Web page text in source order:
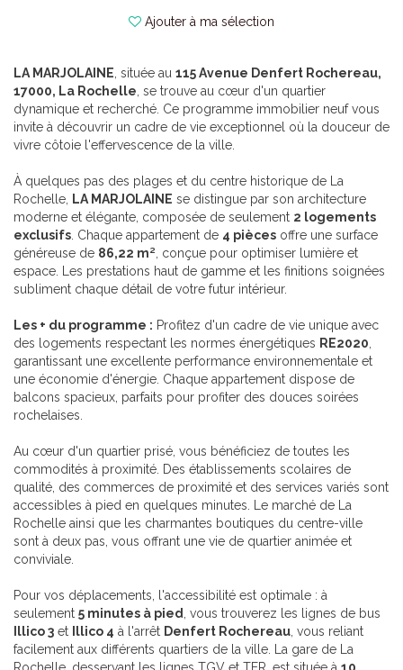
Ajouter à ma sélection
LA MARJOLAINE, située au 115 Avenue Denfert Rochereau,
17000, La Rochelle, se trouve au cœur d'un quartier
dynamique et recherché. Ce programme immobilier neuf vous
invite à découvrir un cadre de vie exceptionnel où la douceur de
vivre côtoie l'effervescence de la ville.
À quelques pas des plages et du centre historique de La
Rochelle, LA MARJOLAINE se distingue par son architecture
moderne et élégante, composée de seulement 2 logements
exclusifs. Chaque appartement de 4 pièces offre une surface
généreuse de 86,22 m², conçue pour optimiser lumière et
espace. Les prestations haut de gamme et les finitions soignées
subliment chaque détail de votre futur intérieur.
Les + du programme : Profitez d'un cadre de vie unique avec
des logements respectant les normes énergétiques RE2020,
garantissant une excellente performance environnementale et
une économie d'énergie. Chaque appartement dispose de
balcons spacieux, parfaits pour profiter des douces soirées
rochelaises.
Au cœur d'un quartier prisé, vous bénéficiez de toutes les
commodités à proximité. Des établissements scolaires de
qualité, des commerces de proximité et des services variés sont
accessibles à pied en quelques minutes. Le marché de La
Rochelle ainsi que les charmantes boutiques du centre-ville
sont à deux pas, vous offrant une vie de quartier animée et
conviviale.
Pour vos déplacements, l'accessibilité est optimale : à
seulement 5 minutes à pied, vous trouverez les lignes de bus
Illico 3 et Illico 4 à l'arrêt Denfert Rochereau, vous reliant
facilement aux différents quartiers de la ville. La gare de La